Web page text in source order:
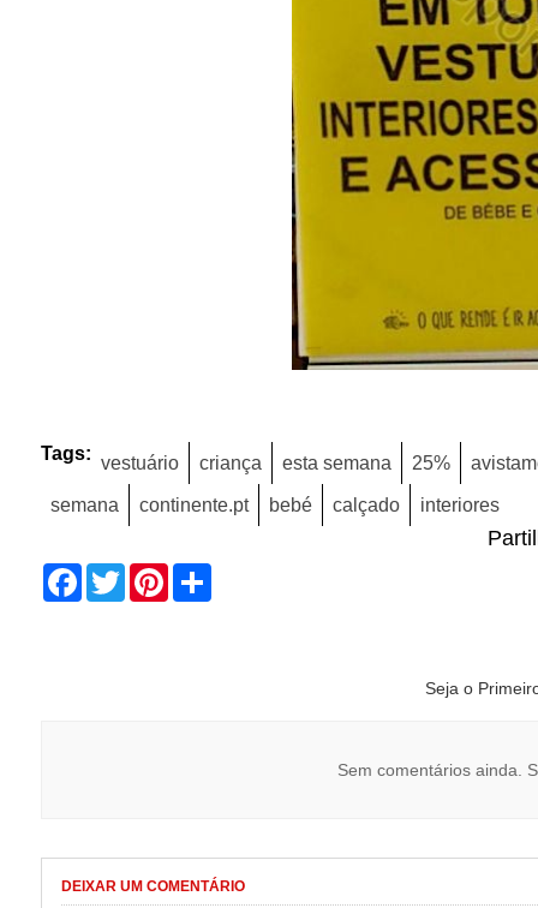
Tags: vestuário criança esta semana 25%
semana
continente.pt bebé calçado interiores
Facebook
TwitterPinterest
Share
Seja o
Sem comentários ainda.
DEIXAR UM COMENTÁRIO